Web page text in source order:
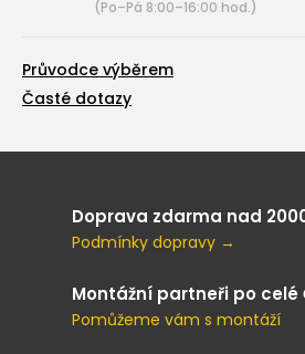
(Po–Pá 8:00–16:00 hod.)
Průvodce výběrem
Časté dotazy
Doprava zdarma nad
Podmínky dopravy →
Montážní partneři po celé
Pomůžeme vám s montáží